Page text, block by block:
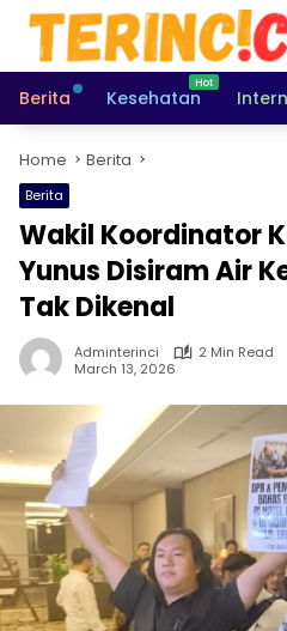
Skip
content
Berita
Kesehatan
Home Berita
Berita
Wakil Koordinator
Yunus Disiram Air
Tak Dikenal
Adminterinci
2 Min Read
March 13, 2026